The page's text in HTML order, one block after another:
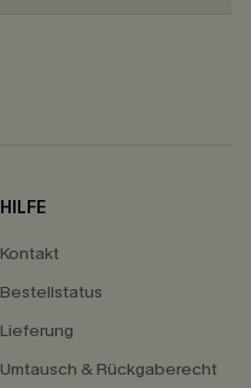
HILFE
Kontakt
Bestellstatus
Lieferung
Umtausch & Rückgaberecht